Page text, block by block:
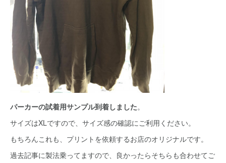
パーカーの試着用サンプル到着しました。
サイズはXLですので、サイズ感の確認にご利用ください。
もちろんこれも、プリントを依頼するお店のオリジナルです。
過去記事に製法乗ってますので、良かったらそちらも合わせてご